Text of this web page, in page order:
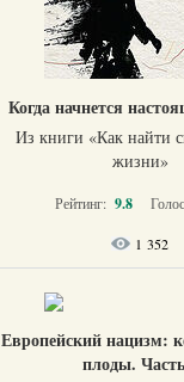
Когда начнется
Из книги «Как найти
жизни​»
Рейтинг: 9.8
1 352
Европейский нацизм:
плоды.